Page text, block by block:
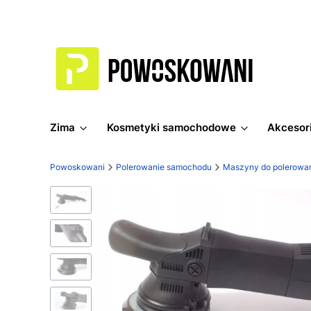
Zima Kosmetyki samochodowe
Powoskowani Polerowanie samochodu Maszyny do